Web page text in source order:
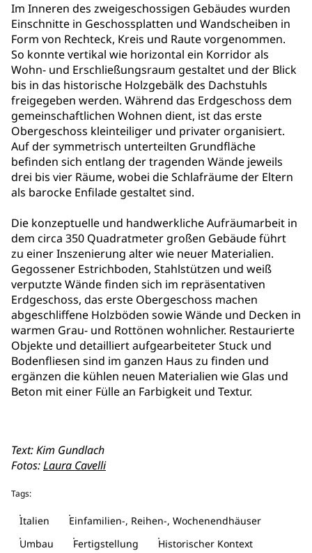
Im Inneren des zweigeschossigen Gebäudes wurden
Einschnitte in Geschossplatten und Wandscheiben in
Form von Rechteck, Kreis und Raute vorgenommen.
So konnte vertikal wie horizontal ein Korridor als
Wohn- und Erschließungsraum gestaltet und der Blick
bis in das historische Holzgebälk des Dachstuhls
freigegeben werden. Während das Erdgeschoss dem
gemeinschaftlichen Wohnen dient, ist das erste
Obergeschoss kleinteiliger und privater organisiert.
Auf der symmetrisch unterteilten Grundfläche
befinden sich entlang der tragenden Wände jeweils
drei bis vier Räume, wobei die Schlafräume der Eltern
als barocke Enfilade gestaltet sind.
Die konzeptuelle und handwerkliche Aufräumarbeit in
dem circa 350 Quadratmeter großen Gebäude führt
zu einer Inszenierung alter wie neuer Materialien.
Gegossener Estrichboden, Stahlstützen und weiß
verputzte Wände finden sich im repräsentativen
Erdgeschoss, das erste Obergeschoss machen
abgeschliffene Holzböden sowie Wände und Decken in
warmen Grau- und Rottönen wohnlicher. Restaurierte
Objekte und detailliert aufgearbeiteter Stuck und
Bodenfliesen sind im ganzen Haus zu finden und
ergänzen die kühlen neuen Materialien wie Glas und
Beton mit einer Fülle an Farbigkeit und Textur.
Text: Kim Gundlach
Fotos:Laura Cavelli
Tags:
Italien
Einfamilien-, Reihen-, Wochenendhäuser
Umbau
Fertigstellung
Historischer Kontext